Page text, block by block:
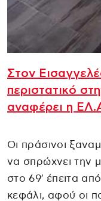
Στον
περιστατικό
αναφέρει η
Οι πράσινοι
να σπρώχνει την
στο 69′ έπειτα
κεφάλι, αφού οι